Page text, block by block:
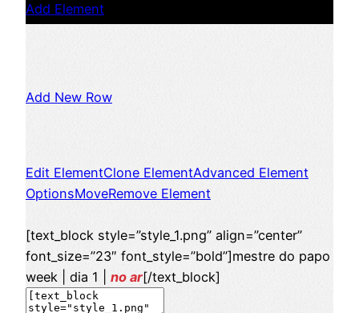
Add Element
Add New Row
Edit ElementClone ElementAdvanced Element
OptionsMoveRemove Element
[text_block style=”style_1.png” align=”center”
font_size=”23″ font_style=”bold”]mestre do papo
week | dia 1 | no ar[/text_block]